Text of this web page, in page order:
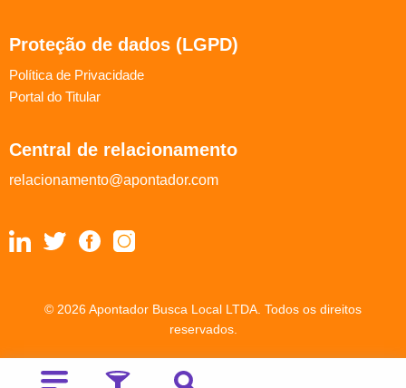
Proteção de dados (LGPD)
Política de Privacidade
Portal do Titular
Central de relacionamento
relacionamento@apontador.com
© 2026 Apontador Busca Local LTDA. Todos os direitos
reservados.